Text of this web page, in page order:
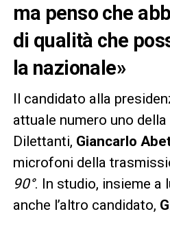
ma penso che
di qualità che
la nazionale»
Il candidato alla
attuale numero uno
Dilettanti, Giancarlo
microfoni della
90°. In studio, insieme a
anche l’altro candidato,